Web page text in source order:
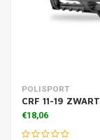
POLISPORT
CRF 11-19 ZWART
€18,06